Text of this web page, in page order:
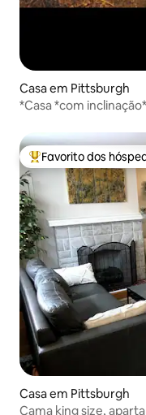
Casa em Pittsburgh
*Casa *com
Favoritos dos
Favorito dos
Casa em Pittsburgh
Cama king size,